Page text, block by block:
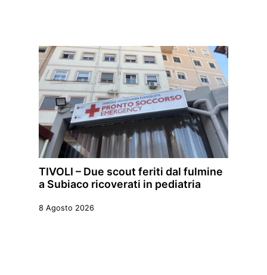
TIVOLI – Due scout feriti dal fulmine
a Subiaco ricoverati in pediatria
8 Agosto 2026